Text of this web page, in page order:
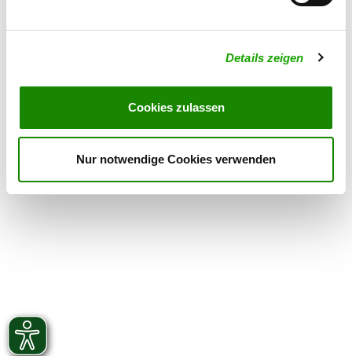
Details zeigen
Cookies zulassen
Nur notwendige Cookies verwenden
Sonntag 10:00 h - 14:00 h
14:00 h - 19:00 h